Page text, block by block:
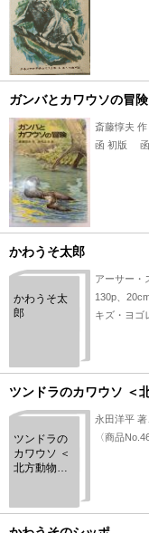
ガンバとカワウソの冒険
斎藤惇夫
函 初版 函
かわうそ太郎
かわうそ太
郎
アーサー・
130p、
キズ・ヨゴ
ツンドラのカワウソ ＜
ツンドラの
カワウソ ＜
北方動物記
永田洋平
〈商品